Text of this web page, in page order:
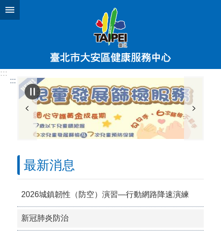
跳到主要內容區塊
:::
:::
最新消息
2026城鎮韌性（防空）演習—行動網路降速演練
新冠肺炎防治